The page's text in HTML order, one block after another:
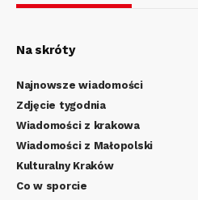
Na skróty
Najnowsze wiadomości
Zdjęcie tygodnia
Wiadomości z krakowa
Wiadomości z Małopolski
Kulturalny Kraków
Co w sporcie